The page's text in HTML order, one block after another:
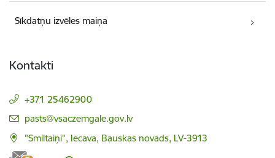
Sīkdatņu izvēles maiņa
Kontakti
+371 25462900
E-pasts:
pasts@vsaczemgale.gov.lv
"Smiltaiņi", Iecava, Bauskas novads, LV-3913